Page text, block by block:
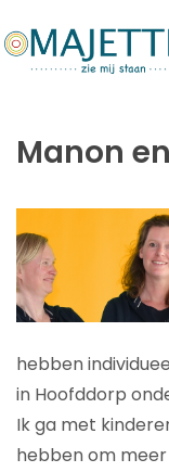
Manon
hebben
in Hoofddorp
Ik ga met
hebben om